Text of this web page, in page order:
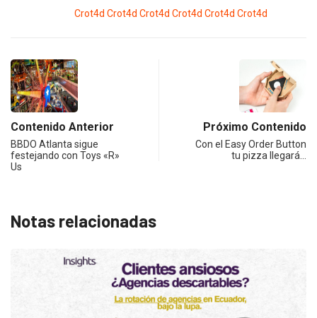
Crot4d Crot4d Crot4d Crot4d Crot4d Crot4d
Contenido Anterior
BBDO Atlanta sigue
festejando con Toys «R»
Us
Próximo Contenido
Con el Easy Order Button
tu pizza llegará…
Notas relacionadas